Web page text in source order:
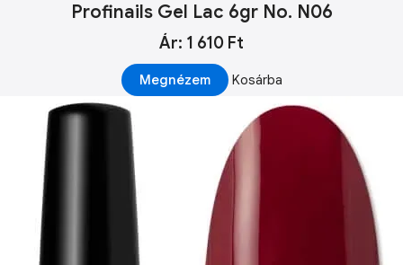
Profinails Gel Lac 6gr No. N06
Ár: 1 610 Ft
Megnézem Kosárba